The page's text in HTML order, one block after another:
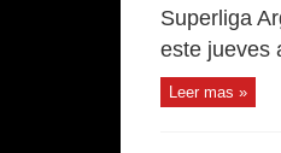
Superliga
este jueves
Leer mas »